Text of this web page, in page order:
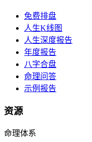
免费排盘
人生K线图
人生深度报告
年度报告
八字合盘
命理问答
示例报告
资源
命理体系